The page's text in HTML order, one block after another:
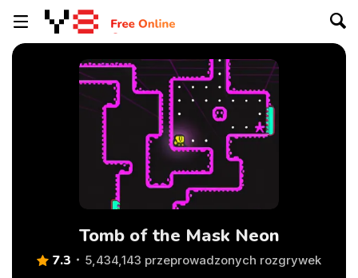
Tomb of the Mask Neon
7.3 5,434,143 przeprowadzonych rozgrywek